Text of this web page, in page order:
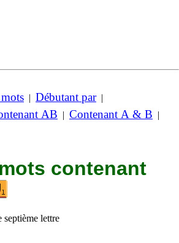
| Débutant par|
AB | Contenant A & B |
contenant
lettre